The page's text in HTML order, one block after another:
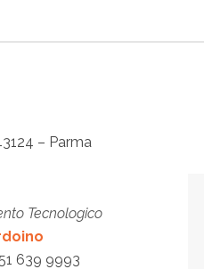
– Parma
Tecnologico
639 9993